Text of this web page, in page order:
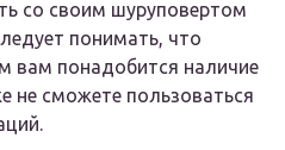
со своим шуруповертом
понимать, что
вам понадобится наличие
не сможете пользоваться